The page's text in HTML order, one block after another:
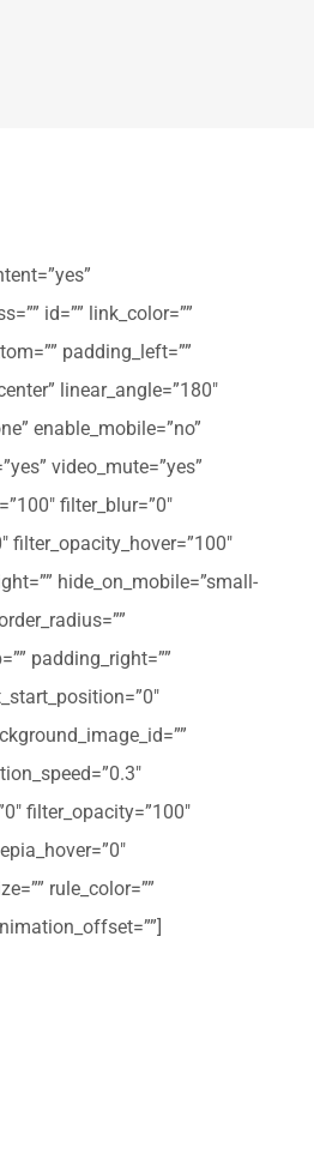
id=”” link_color=””
padding_left=””
linear_angle=”180″
enable_mobile=”no”
video_mute=”yes”
filter_blur=”0″
filter_opacity_hover=”100″
hide_on_mobile=”small-
padding_right=””
filter_opacity=”100″
rule_color=””